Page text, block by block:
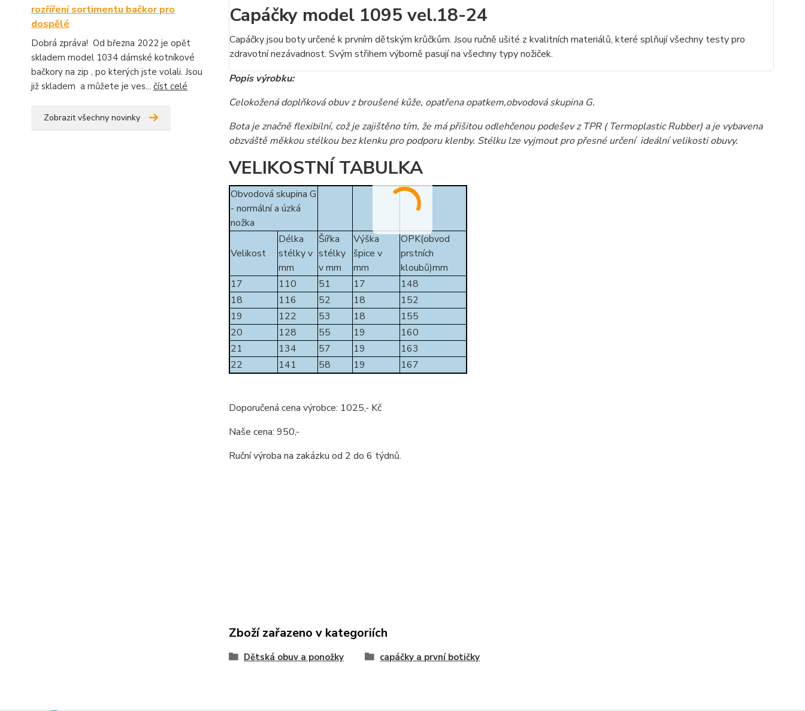
rozříření sortimentu bačkor pro
dospělé
Dobrá zpráva! Od března 2022 je opět
skladem model 1034 dámské kotníkové
bačkory na zip , po kterých jste volali. Jsou
již skladem a můžete je ves... číst celé
Zobrazit všechny novinky
Capáčky model 1095 vel.18-24
Capáčky jsou boty určené k prvním dětským krůčkům. Jsou ručně ušité z kvalitních materiálů, které splňují všechny testy pro
zdravotní nezávadnost. Svým střihem výborně pasují na všechny typy nožiček.
Popis výrobku:
Celokožená doplňková obuv z broušené kůže, opatřena opatkem,obvodová skupina G.
Bota je značně flexibilní, což je zajištěno tím, že má přišitou odlehčenou podešev z TPR ( Termoplastic Rubber) a je vybavena
obzváště měkkou stélkou bez klenku pro podporu klenby. Stélku lze vyjmout pro přesné určení ideální velikosti obuvy.
VELIKOSTNÍ TABULKA
Obvodová skupina G
- normální a úzká
nožka
Velikost
Délka
stélky v
mm
Šířka
stélky
v mm
Výška
špice v
mm
OPK(obvod
prstních
kloubů)mm
17
110 51 17
148
18
116 52 18
152
19
122 53 18
155
20
128 55 19
160
21
134 57 19
163
22
141 58 19 167
Doporučená cena výrobce: 1025,- Kč
Naše cena: 950,-
Ruční výroba na zakázku od 2 do 6 týdnů.
Zboží zařazeno v kategoriích
Dětská obuv a ponožky capáčky a první botičky